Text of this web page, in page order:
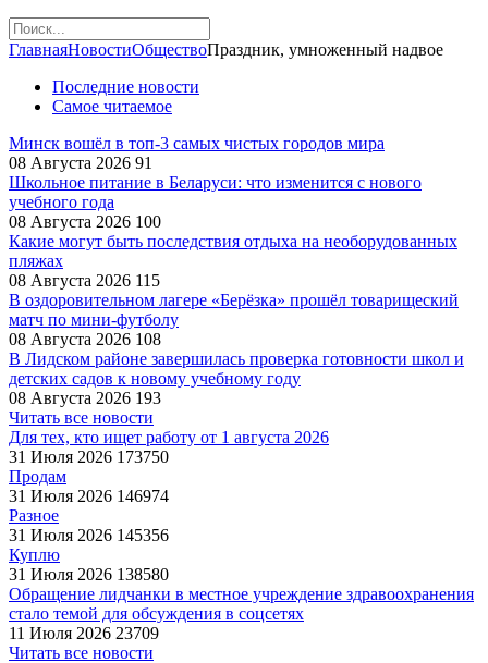
ГлавнаяНовостиОбществоПраздник, умноженный надвое
Последние новости
Самое читаемое
Минск вошёл в топ-3 самых чистых городов мира
08 Августа 2026 91
Школьное питание в Беларуси: что изменится с нового
учебного года
08 Августа 2026 100
Какие могут быть последствия отдыха на необорудованных
пляжах
08 Августа 2026 115
В оздоровительном лагере «Берёзка» прошёл товарищеский
матч по мини-футболу
08 Августа 2026 108
В Лидском районе завершилась проверка готовности школ и
детских садов к новому учебному году
08 Августа 2026 193
Читать все новости
Для тех, кто ищет работу от 1 августа 2026
31 Июля 2026 173750
Продам
31 Июля 2026 146974
Разное
31 Июля 2026 145356
Куплю
31 Июля 2026 138580
Обращение лидчанки в местное учреждение здравоохранения
стало темой для обсуждения в соцсетях
11 Июля 2026 23709
Читать все новости